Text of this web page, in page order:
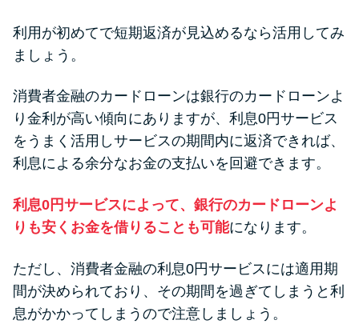
利用が初めてで短期返済が見込めるなら活用してみ
ましょう。
消費者金融のカードローンは銀行のカードローンよ
り金利が高い傾向にありますが、利息0円サービス
をうまく活用しサービスの期間内に返済できれば、
利息による余分なお金の支払いを回避できます。
利息0円サービスによって、銀行のカードローンよ
りも安くお金を借りることも可能になります。
ただし、消費者金融の利息0円サービスには適用期
間が決められており、その期間を過ぎてしまうと利
息がかかってしまうので注意しましょう。